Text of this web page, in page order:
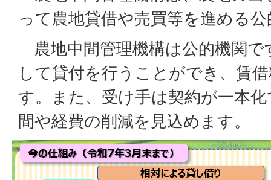
って農地貸借や売買等を進める
農地中間管理機構は公的機関で
して貸付を行うことができ、賃
す。また、受け手は契約が一本
間や経費の削減を見込めます。